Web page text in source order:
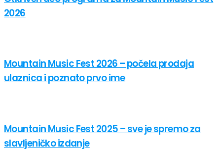
2026
Mountain Music Fest 2026 – počela prodaja
ulaznica i poznato prvo ime
Mountain Music Fest 2025 – sve je spremo za
slavljeničko izdanje